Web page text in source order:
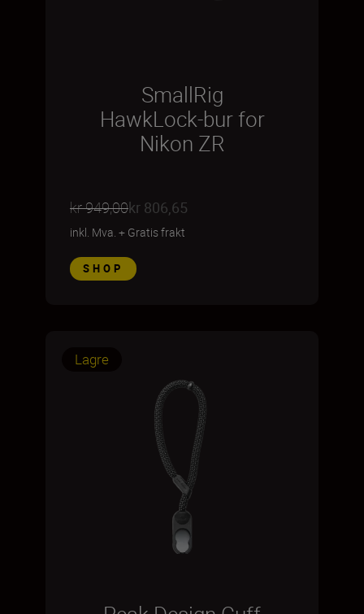
SmallRig
HawkLock-bur for
Nikon ZR
kr 949,00kr 806,65
inkl. Mva. + Gratis frakt
SHOP
Lagre